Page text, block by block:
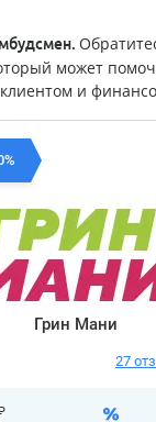
может
и
Грин Мани
27